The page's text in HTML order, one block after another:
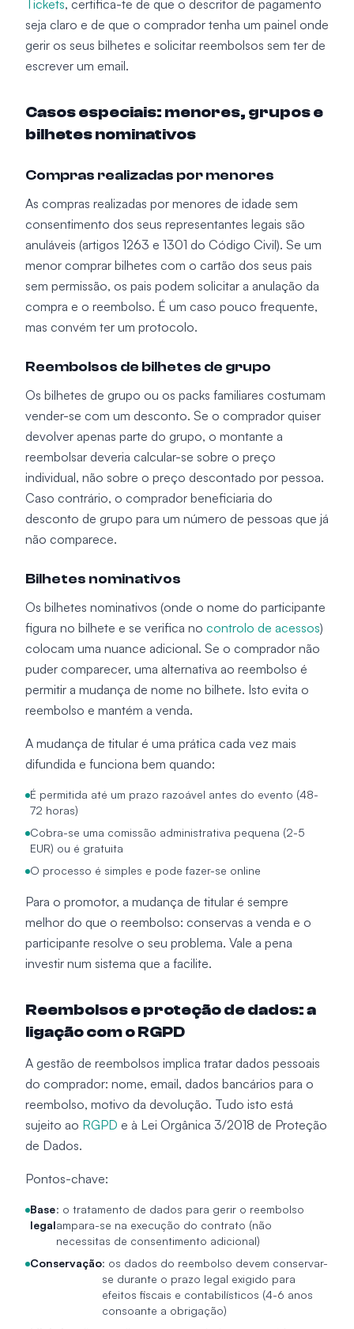
Tickets, certifica-te de que o descritor de pagamento
seja claro e de que o comprador tenha um painel onde
gerir os seus bilhetes e solicitar reembolsos sem ter de
escrever um email.
Casos especiais: menores, grupos e
bilhetes nominativos
Compras realizadas por menores
As compras realizadas por menores de idade sem
consentimento dos seus representantes legais são
anuláveis (artigos 1263 e 1301 do Código Civil). Se um
menor comprar bilhetes com o cartão dos seus pais
sem permissão, os pais podem solicitar a anulação da
compra e o reembolso. É um caso pouco frequente,
mas convém ter um protocolo.
Reembolsos de bilhetes de grupo
Os bilhetes de grupo ou os packs familiares costumam
vender-se com um desconto. Se o comprador quiser
devolver apenas parte do grupo, o montante a
reembolsar deveria calcular-se sobre o preço
individual, não sobre o preço descontado por pessoa.
Caso contrário, o comprador beneficiaria do
desconto de grupo para um número de pessoas que já
não comparece.
Bilhetes nominativos
Os bilhetes nominativos (onde o nome do participante
figura no bilhete e se verifica no controlo de acessos)
colocam uma nuance adicional. Se o comprador não
puder comparecer, uma alternativa ao reembolso é
permitir a mudança de nome no bilhete. Isto evita o
reembolso e mantém a venda.
A mudança de titular é uma prática cada vez mais
difundida e funciona bem quando:
É permitida até um prazo razoável antes do evento (48-
72 horas)
Cobra-se uma comissão administrativa pequena (2-5
EUR) ou é gratuita
O processo é simples e pode fazer-se online
Para o promotor, a mudança de titular é sempre
melhor do que o reembolso: conservas a venda e o
participante resolve o seu problema. Vale a pena
investir num sistema que a facilite.
Reembolsos e proteção de dados: a
ligação com o RGPD
A gestão de reembolsos implica tratar dados pessoais
do comprador: nome, email, dados bancários para o
reembolso, motivo da devolução. Tudo isto está
sujeito ao RGPD e à Lei Orgânica 3/2018 de Proteção
de Dados.
Pontos-chave:
Base
legal
: o tratamento de dados para gerir o reembolso
ampara-se na execução do contrato (não
necessitas de consentimento adicional)
Conservação: os dados do reembolso devem conservar-
se durante o prazo legal exigido para
efeitos fiscais e contabilísticos (4-6 anos
consoante a obrigação)